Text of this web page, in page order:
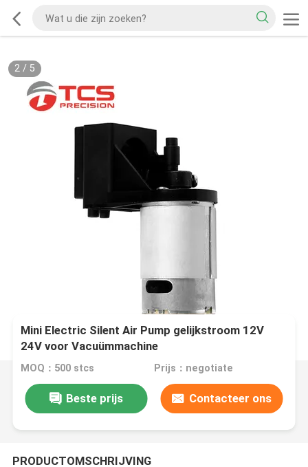
2/ 5
Mini Electric Silent Air Pump gelijkstroom 12V
24V voor Vacuümmachine
MOQ：500 stcs Prijs：negotiate
Beste prijs Contacteer ons
PRODUCTOMSCHRIJVING